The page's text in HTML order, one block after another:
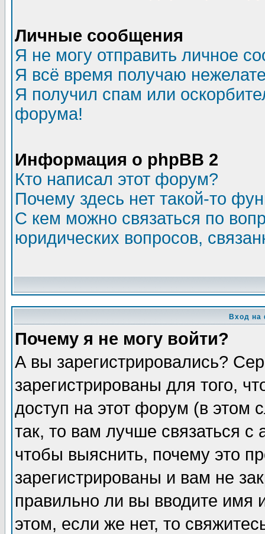
Личные сообщения
Я не могу отправить личное
Я всё время получаю
Я получил спам или
форума!
Информация о phpBB 2
Кто написал этот форум?
Почему здесь нет такой-то
С кем можно связаться по
юридических вопросов,
Вход на
Почему я не могу войти?
А вы зарегистрировались?
зарегистрированы для того,
доступ на этот форум (в этом
так, то вам лучше связаться
чтобы выяснить, почему это
зарегистрированы и вам не
правильно ли вы вводите
этом, если же нет, то